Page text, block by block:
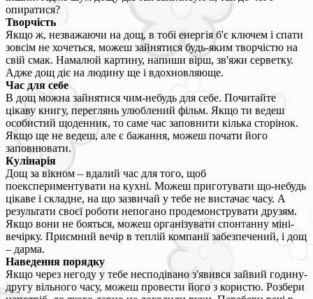
опиратися?
Творчість
Якщо ж, незважаючи на дощ, в тобі енергія б'є ключем і спати
зовсім не хочеться, можеш зайнятися будь-яким творчістю на
свій смак. Намалюй картину, напиши вірш, зв'яжи серветку.
Адже дощ діє на людину ще і вдохновляюще.
Час для себе
В дощ можна зайнятися чим-небудь для себе. Почитайте
цікаву книгу, переглянь улюблений фільм. Якщо ти ведеш
особистий щоденник, то саме час заповнити кілька сторінок.
Якщо ще не ведеш, але є бажання, можеш почати його
заповнювати.
Кулінарія
Дощ за вікном – вдалий час для того, щоб
поекспериментувати на кухні. Можеш приготувати що-небудь
цікаве і складне, на що зазвичай у тебе не вистачає часу. А
результати своєї роботи непогано продемонструвати друзям.
Якщо вони не бояться, можеш організувати спонтанну міні-
вечірку. Приємний вечір в теплій компанії забезпечений, і дощ
– дарма.
Наведення порядку
Якщо через негоду у тебе несподівано з'явився зайвий годину-
другу вільного часу, можеш провести його з користю. Розбери